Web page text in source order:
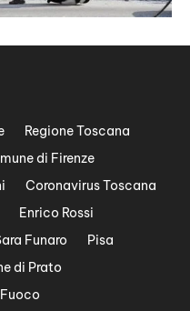
Regione Toscana
di Firenze
Coronavirus Toscana
Enrico Rossi
Funaro
Pisa
di Prato